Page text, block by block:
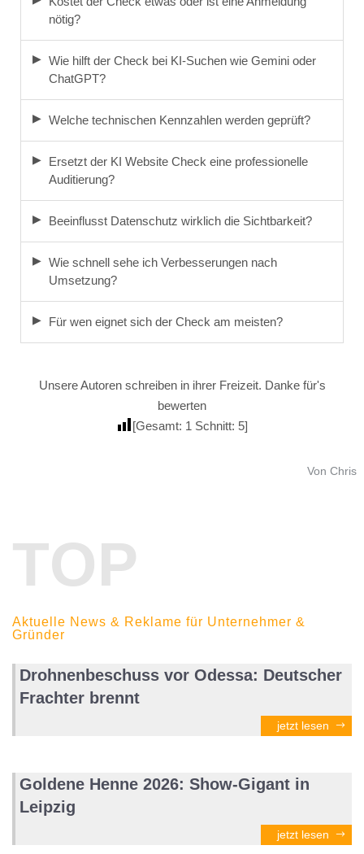
nötig?
Wie hilft der Check bei KI-Suchen wie Gemini oder
ChatGPT?
Welche technischen Kennzahlen werden geprüft?
Ersetzt der KI Website Check eine professionelle
Auditierung?
Beeinflusst Datenschutz wirklich die Sichtbarkeit?
Wie schnell sehe ich Verbesserungen nach
Umsetzung?
Für wen eignet sich der Check am meisten?
Unsere Autoren schreiben in ihrer Freizeit. Danke für's
bewerten
[Gesamt: 1 Schnitt: 5]
Von Chris
TOP
Aktuelle News & Reklame für Unternehmer &
Gründer
Drohnenbeschuss vor Odessa: Deutscher
Frachter brennt
jetzt lesen
Goldene Henne 2026: Show-Gigant in
Leipzig
jetzt lesen